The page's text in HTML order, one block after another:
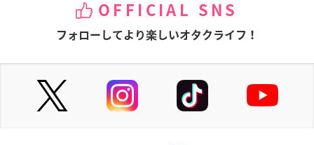
OFFICIAL SNS
フォローしてより楽しいオタクライフ！